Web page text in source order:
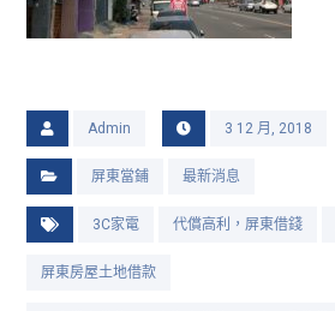
Admin 3 12 月, 2018
屏東當鋪 最新消息
3C家電 代償高利，屏東借錢
屏東房屋土地借款